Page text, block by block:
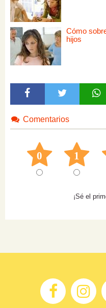
Cómo
hijos
Comentarios
0 1
¡Sé el